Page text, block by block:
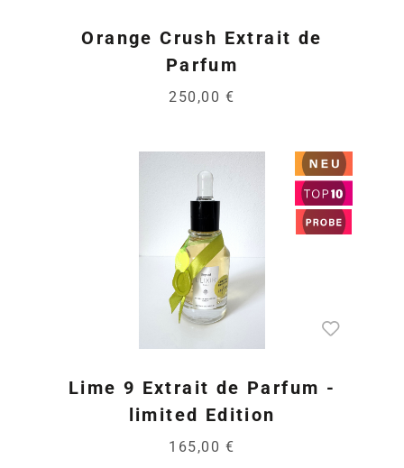
Orange Crush Extrait de
Parfum
250,00 €
Lime 9 Extrait de Parfum -
limited Edition
165,00 €